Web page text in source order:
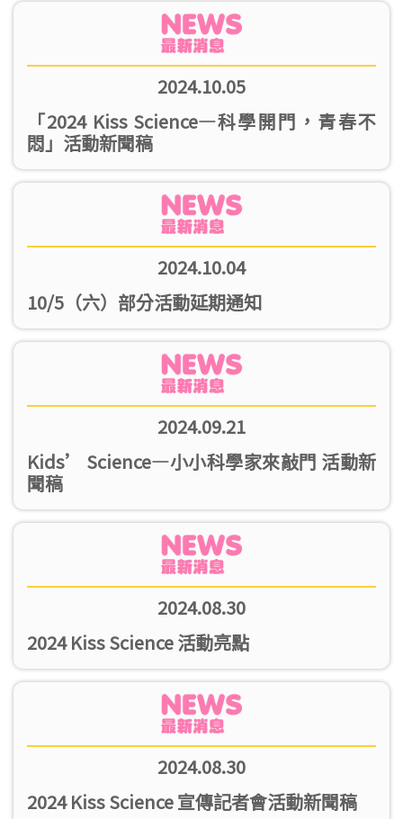
2024.10.05
「2024 Kiss Science—科學開門，青春不
悶」活動新聞稿
2024.10.04
10/5（六）部分活動延期通知
2024.09.21
Kids’ Science—小小科學家來敲門 活動新
聞稿
2024.08.30
2024 Kiss Science 活動亮點
2024.08.30
2024 Kiss Science 宣傳記者會活動新聞稿